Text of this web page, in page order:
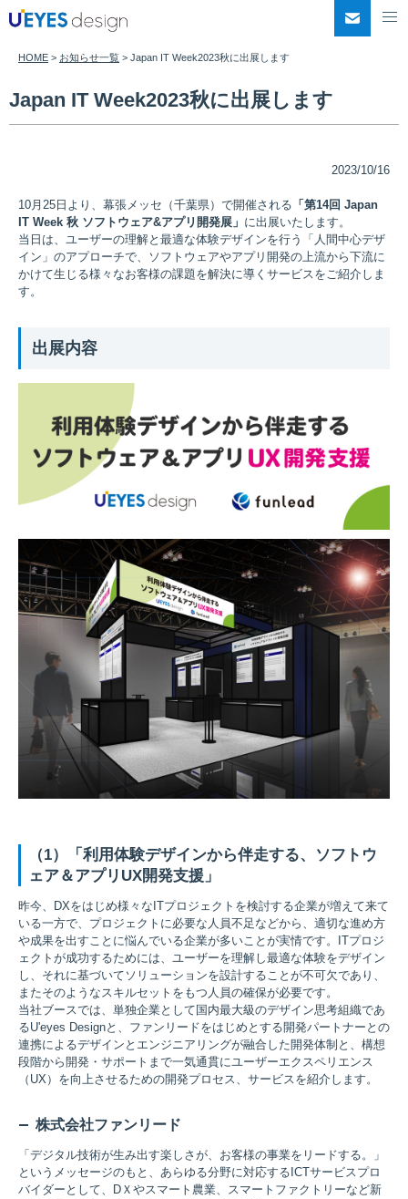
お問
HOME > お知らせ一覧 > Japan IT Week2023秋に出展します
Japan IT Week2023秋に出展します
2023/10/16
10月25日より、幕張メッセ（千葉県）で開催される 「第14回 Japan
IT Week 秋 ソフトウェア&アプリ開発展」 に出展いたします。
当日は、ユーザーの理解と最適な体験デザインを行う「人間中心デザ
イン」のアプローチで、ソフトウェアやアプリ開発の上流から下流に
かけて生じる様々なお客様の課題を解決に導くサービスをご紹介しま
す。
出展内容
（1）「利用体験デザインから伴走する、ソフトウ
ェア＆アプリUX開発支援」
昨今、DXをはじめ様々なITプロジェクトを検討する企業が増えて来て
いる一方で、プロジェクトに必要な人員不足などから、適切な進め方
や成果を出すことに悩んでいる企業が多いことが実情です。ITプロジ
ェクトが成功するためには、ユーザーを理解し最適な体験をデザイン
し、それに基づいてソリューションを設計することが不可欠であり、
またそのようなスキルセットをもつ人員の確保が必要です。
当社ブースでは、単独企業として国内最大級のデザイン思考組織であ
るU'eyes Designと、ファンリードをはじめとする開発パートナーとの
連携によるデザインとエンジニアリングが融合した開発体制と、構想
段階から開発・サポートまで一気通貫にユーザーエクスペリエンス
（UX）を向上させるための開発プロセス、サービスを紹介します。
株式会社ファンリード
「デジタル技術が生み出す楽しさが、お客様の事業をリードする。」
というメッセージのもと、あらゆる分野に対応するICTサービスプロ
バイダーとして、DＸやスマート農業、スマートファクトリーなど新